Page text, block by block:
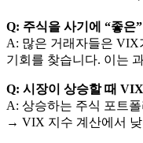
Q: 주식을 사기에 “좋은
A: 많은 거래자들은 VIX
기회를 찾습니다. 이는
Q: 시장이 상승할 때
A: 상승하는 주식 포트
→ VIX 지수 계산에서